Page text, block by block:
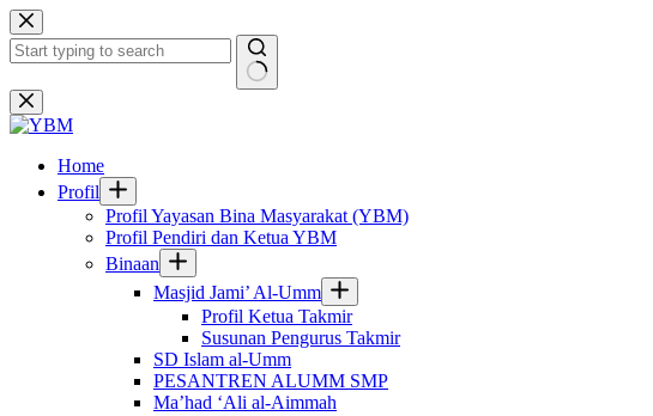
Skip
to
content
No
results
Home
Profil
Profil Yayasan Bina Masyarakat (YBM)
Profil Pendiri dan Ketua YBM
Binaan
Masjid Jami’ Al-Umm
Profil Ketua Takmir
Susunan Pengurus Takmir
SD Islam al-Umm
PESANTREN ALUMM SMP
Ma’had ‘Ali al-Aimmah